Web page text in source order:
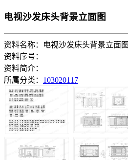
电视沙发床头背景立面图
资料名称：电视沙发床头背景立面图
资料序号：
资料简介：
所属分类： 103020117